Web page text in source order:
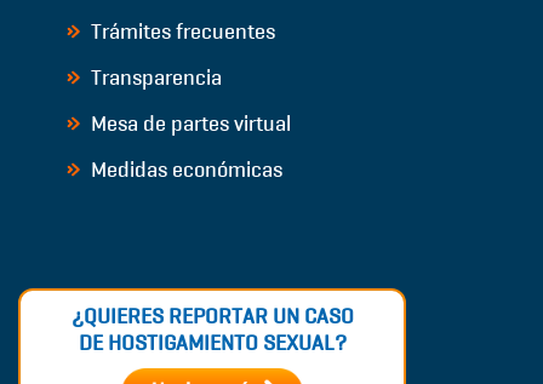
Trámites frecuentes
Transparencia
Mesa de partes virtual
Medidas económicas
¿QUIERES REPORTAR UN CASO
DE HOSTIGAMIENTO SEXUAL?